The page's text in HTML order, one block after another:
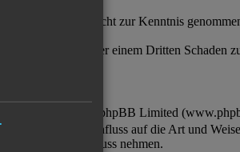
hat oder die er nicht zur Kenntnis
dem Betreiber oder einem Dritten Schaden
Software von phpBB Limited
haben keinen Einfluss auf die Art und
Foren Einfluss nehmen.